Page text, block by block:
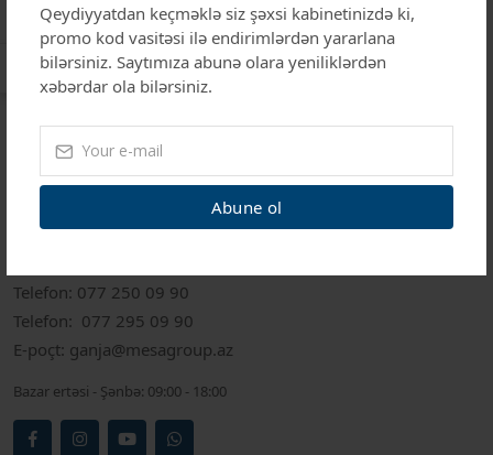
Qeydiyyatdan keçməklə siz şəxsi kabinetinizdə ki,
promo kod vasitəsi ilə endirimlərdən yararlana
bilərsiniz. Saytımıza abunə olara yeniliklərdən
xəbərdar ola bilərsiniz.
Abune ol
E-poçt:info@mesagroup.az
Bazar ertəsi - Şənbə:09:00 - 18:00
Telefon: 077 250 09 90
Telefon: 077 295 09 90
E-poçt: ganja@mesagroup.az
Bazar ertəsi - Şənbə: 09:00 - 18:00